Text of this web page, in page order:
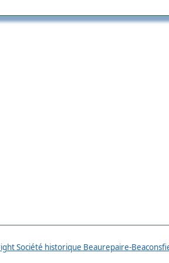
Société historique Beaurepaire-